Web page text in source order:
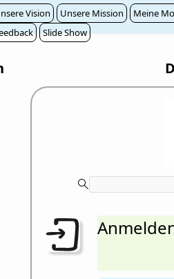
Vision Unsere Mission Meine
Slide Show